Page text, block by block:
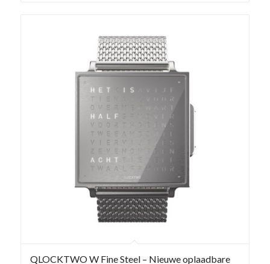
QLOCKTWO W Fine Steel – Nieuwe oplaadbare